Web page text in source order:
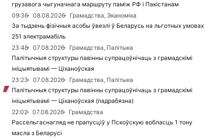
грузавога чыгуначнага маршруту паміж РФ і Пакістанам
09:36
08.08.2026
Грамадства, Эканоміка
За тыдзень фізічныя асобы ўвезлі ў Беларусь на льготных умовах
251 электрамабіль
23:48
07.08.2026
Грамадства, Палітыка
Палітычныя структуры павінны супрацоўнічаць з грамадскімі
ініцыятывамі — Ціханоўская
23:23
07.08.2026
Грамадства, Палітыка
Палітычныя структуры павінны супрацоўнічаць з грамадскімі
ініцыятывамі — Ціханоўская (падрабязна)
22:02
07.08.2026
Грамадства
Рассельгаснагляд не прапусціў у Пскоўскую вобласць 1 тону
масла з Беларусі